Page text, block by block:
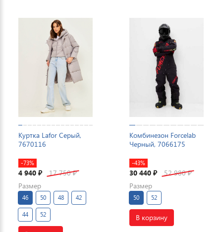
Куртка Lafor Серый,
7670116
-73%
4 940 ₽ 17 750₽
Размер
46 50 48 42
44 52
Комбинезон Forcelab
Черный, 7066175
-43%
30 440 ₽ 52 980₽
Размер
50 52
В корзину